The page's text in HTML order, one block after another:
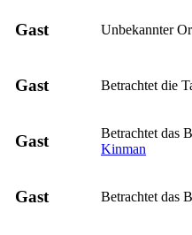
Gast Unbekannter
Gast Betrachtet die
Gast
Betrachtet das
Kinman
Gast Betrachtet das